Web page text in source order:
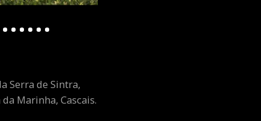
Serra de Sintra,
Marinha, Cascais.